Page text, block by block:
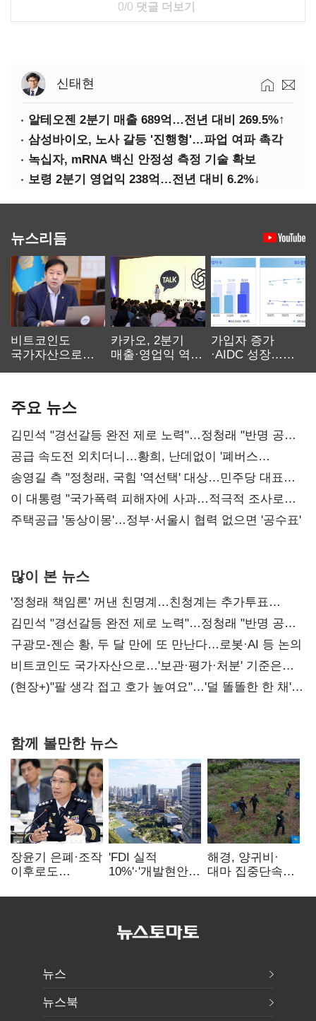
0/0 댓글 더보기
신태현
알테오젠 2분기 매출 689억…전년 대비 269.5%↑
삼성바이오, 노사 갈등 '진행형'…파업 여파 촉각
녹십자, mRNA 백신 안정성 측정 기술 확보
보령 2분기 영업익 238억…전년 대비 6.2%↓
뉴스리듬
비트코인도
국가자산으로…'
카카오, 2분기
매출·영업익 역대
가입자 증가
·AIDC 성장…
주요 뉴스
김민석 "경선갈등 완전 제로 노력"…정청래 "반명 공세
사과부터"
공급 속도전 외치더니…황희, 난데없이 '폐버스
리모델링' 제안
송영길 측 "정청래, 국힘 '역선택' 대상…민주당 대표로
총선 지휘 못해"
이 대통령 "국가폭력 피해자에 사과…적극적 조사로
진실 밝혀야"
주택공급 '동상이몽'…정부·서울시 협력 없으면 '공수표'
많이 본 뉴스
'정청래 책임론' 꺼낸 친명계…친청계는 추가투표
때리기
김민석 "경선갈등 완전 제로 노력"…정청래 "반명 공세
사과부터"
구광모-젠슨 황, 두 달 만에 또 만난다…로봇·AI 등 논의
비트코인도 국가자산으로…'보관·평가·처분' 기준은
숙제
(현장+)"팔 생각 접고 호가 높여요"…'덜 똘똘한 한 채'
함께 볼만한 뉴스
장윤기 은폐·조작
이후로도
내부비위…경찰
'FDI 실적
10%'·'개발현안
인천경제청장
해경, 양귀비·
대마 집중단속…
249명 검거
뉴스
뉴스북